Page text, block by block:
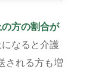
方の割合が
なると介護
される方も増